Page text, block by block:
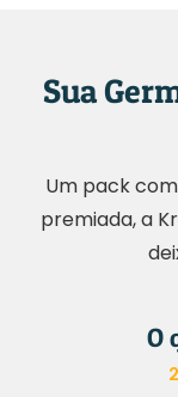
Sua
Um pack
premiada, a
O